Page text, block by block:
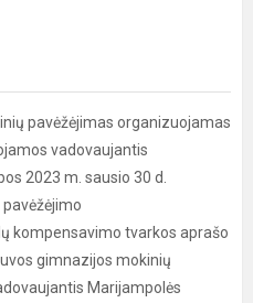
pavėžėjimas organizuojamas
vadovaujantis
2023 m. sausio 30 d.
pavėžėjimo
kompensavimo tvarkos aprašo
gimnazijos mokinių
Marijampolės